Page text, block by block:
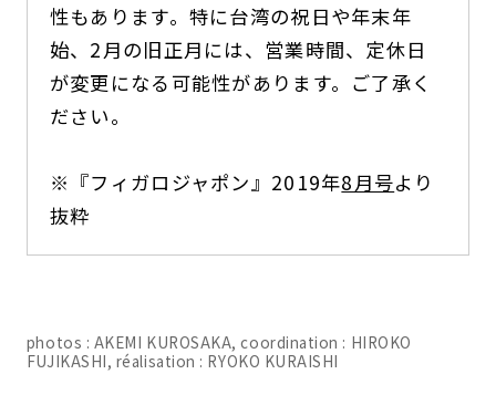
性もあります。特に台湾の祝日や年末年
始、2月の旧正月には、営業時間、定休日
が変更になる可能性があります。ご了承く
ださい。
※『フィガロジャポン』2019年8月号より
抜粋
photos : AKEMI KUROSAKA, coordination : HIROKO
FUJIKASHI, réalisation : RYOKO KURAISHI